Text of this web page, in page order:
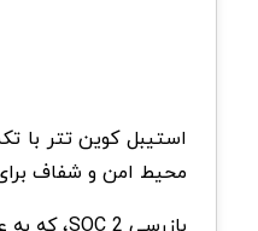
محیط امن و شفاف